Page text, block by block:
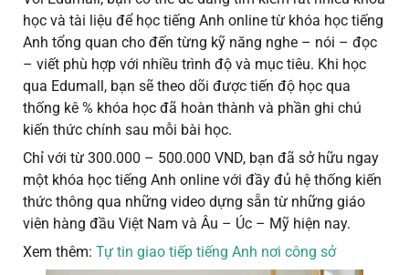
học và tài liệu để học tiếng Anh online từ khóa học tiếng
Anh tổng quan cho đến từng kỹ năng nghe – nói – đọc
– viết phù hợp với nhiều trình độ và mục tiêu. Khi học
qua Edumall, bạn sẽ theo dõi được tiến độ học qua
thống kê % khóa học đã hoàn thành và phần ghi chú
kiến thức chính sau mỗi bài học.
Chỉ với từ 300.000 – 500.000 VND, bạn đã sở hữu ngay
một khóa học tiếng Anh online với đầy đủ hệ thống kiến
thức thông qua những video dựng sẵn từ những giáo
viên hàng đầu Việt Nam và Âu – Úc – Mỹ hiện nay.
Xem thêm: Tự tin giao tiếp tiếng Anh nơi công sở